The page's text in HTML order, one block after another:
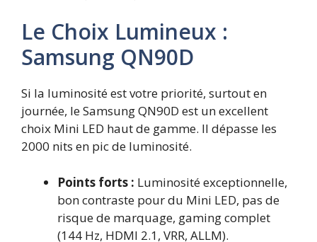
Le Choix Lumineux :
Samsung QN90D
Si la luminosité est votre priorité, surtout en
journée, le Samsung QN90D est un excellent
choix Mini LED haut de gamme. Il dépasse les
2000 nits en pic de luminosité.
Points forts : Luminosité exceptionnelle,
bon contraste pour du Mini LED, pas de
risque de marquage, gaming complet
(144 Hz, HDMI 2.1, VRR, ALLM).